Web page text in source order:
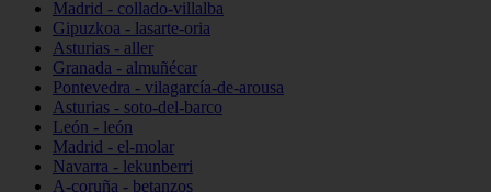
Madrid - collado-villalba
Gipuzkoa - lasarte-oria
Asturias - aller
Granada - almuñécar
Pontevedra - vilagarcía-de-arousa
Asturias - soto-del-barco
León - león
Madrid - el-molar
Navarra - lekunberri
A-coruña - betanzos